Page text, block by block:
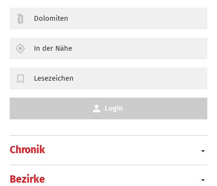
Chronik
Bezirke
Dolomiten
In der Nähe
Lesezeichen
Login